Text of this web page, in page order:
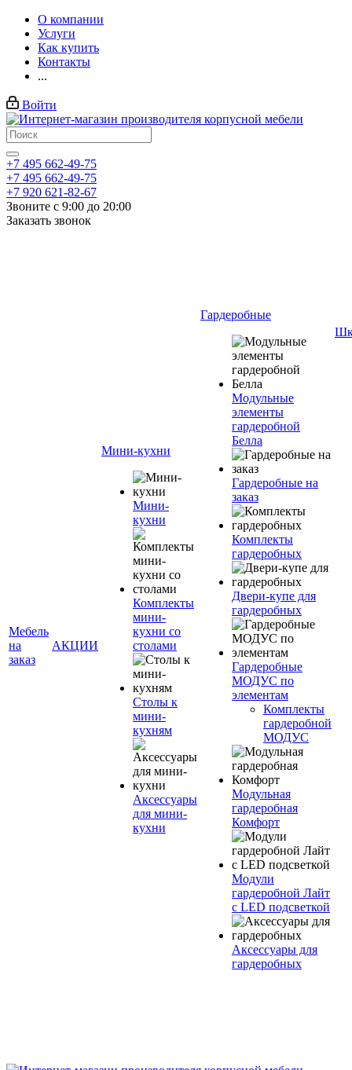
О компании
Услуги
Как купить
Контакты
...
Войти
+7 495 662-49-75
+7 495 662-49-75
+7 920 621-82-67
Звоните с 9:00 до 20:00
Заказать звонок
Мебель
на
заказ
АКЦИИ
Мини-кухни
Мини-
кухни
Комплекты
мини-
кухни со
столами
Столы к
мини-
кухням
Аксессуары
для мини-
кухни
Гардеробные
Модульные
элементы
гардеробной
Белла
Гардеробные на
заказ
Комплекты
гардеробных
Двери-купе для
гардеробных
Гардеробные
МОДУС по
элементам
Комплекты
гардеробной
МОДУС
Модульная
гардеробная
Комфорт
Модули
гардеробной Лайт
с LED подсветкой
Аксессуары для
гардеробных